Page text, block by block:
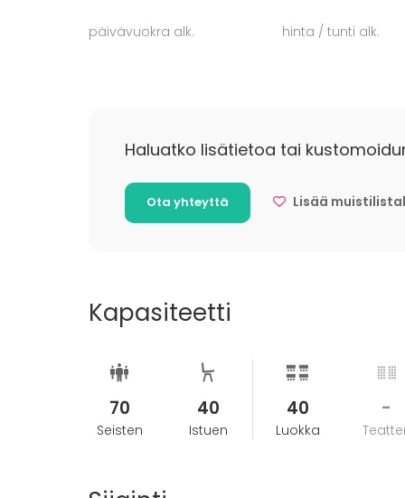
päivävuokra alk. hinta / tunti alk.
Haluatko lisätietoa tai
Ota yhteyttä Lisää
Kapasiteetti
70
Seisten
40
Istuen
40
Luokka
-